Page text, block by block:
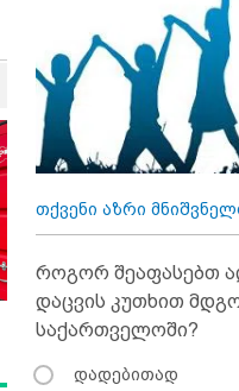
თქვენი აზრი
როგორ შეაფასებთ
დაცვის კუთხით
საქართველოში?
დადებითად